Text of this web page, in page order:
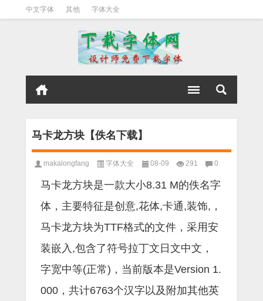
中文字体 其他 字体大全
马卡龙方块【佚名下载】
makalongfang 字体大全 08-09 291 0
马卡龙方块是一款大小8.31 M的佚名字
体，主要特征是创意,花体,卡通,装饰,，
马卡龙方块为TTF格式的文件，采用安
装嵌入,包含了符号拉丁文日文中文，
字宽中等(正常)，当前版本是Version 1.
000，共计6763个汉字以及附加其他英